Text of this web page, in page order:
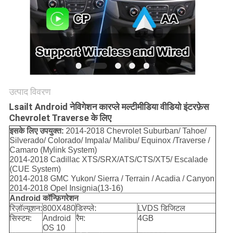
उत्पाद विवरण
Lsailt Android नेविगेशन कारप्ले मल्टीमीडिया वीडियो इंटरफ़ेस
Chevrolet Traverse के लिए
इसके लिए उपयुक्त: 2014-2018 Chevrolet Suburban/ Tahoe/
Silverado/ Colorado/ Impala/ Malibu/ Equinox /Traverse /
Camaro (Mylink System)
2014-2018 Cadillac XTS/SRX/ATS/CTS/XT5/ Escalade
(CUE System)
2014-2018 GMC Yukon/ Sierra / Terrain / Acadia / Canyon
2014-2018 Opel Insignia(13-16)
Android कॉन्फ़िगरेशन
रिज़ॉल्यूशन:800X480डिस्प्ले:
LVDS डिजिटल
सिस्टम:
Android
OS 10
रैम: 4GB